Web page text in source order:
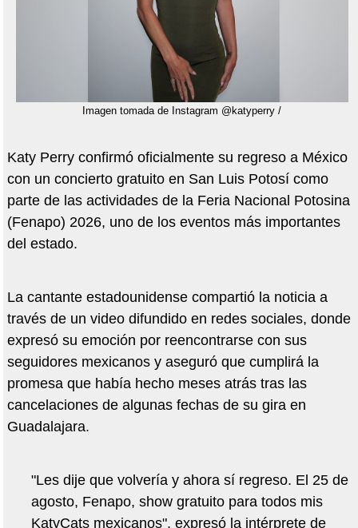
Imagen tomada de Instagram @katyperry /
Katy Perry confirmó oficialmente su regreso a México
con un concierto gratuito en San Luis Potosí como
parte de las actividades de la Feria Nacional Potosina
(Fenapo) 2026, uno de los eventos más importantes
del estado.
La cantante estadounidense compartió la noticia a
través de un video difundido en redes sociales, donde
expresó su emoción por reencontrarse con sus
seguidores mexicanos y aseguró que cumplirá la
promesa que había hecho meses atrás tras las
cancelaciones de algunas fechas de su gira en
Guadalajara.
"Les dije que volvería y ahora sí regreso. El 25 de
agosto, Fenapo, show gratuito para todos mis
KatyCats mexicanos", expresó la intérprete de